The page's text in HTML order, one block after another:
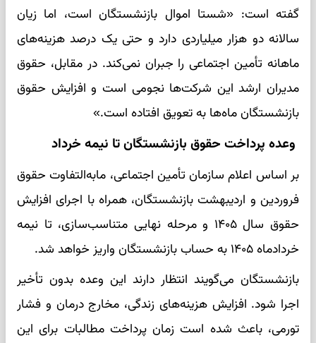
گفته است: «شستا اموال بازنشستگان است، اما زیان
سالانه دو هزار میلیاردی دارد و حتی یک درصد هزینه‌های
ماهانه تأمین اجتماعی را جبران نمی‌کند. در مقابل، حقوق
مدیران ارشد این شرکت‌ها نجومی است و افزایش حقوق
بازنشستگان ماه‌ها به تعویق افتاده است.»
وعده پرداخت حقوق بازنشستگان تا نیمه خرداد
بر اساس اعلام سازمان تأمین اجتماعی، مابه‌التفاوت حقوق
فروردین و اردیبهشت بازنشستگان، همراه با اجرای افزایش
حقوق سال ۱۴۰۵ و مرحله نهایی متناسب‌سازی، تا نیمه
خردادماه ۱۴۰۵ به حساب بازنشستگان واریز خواهد شد.
بازنشستگان می‌گویند انتظار دارند این وعده بدون تأخیر
اجرا شود. افزایش هزینه‌های زندگی، مخارج درمان و فشار
تورمی، باعث شده است زمان پرداخت مطالبات برای این